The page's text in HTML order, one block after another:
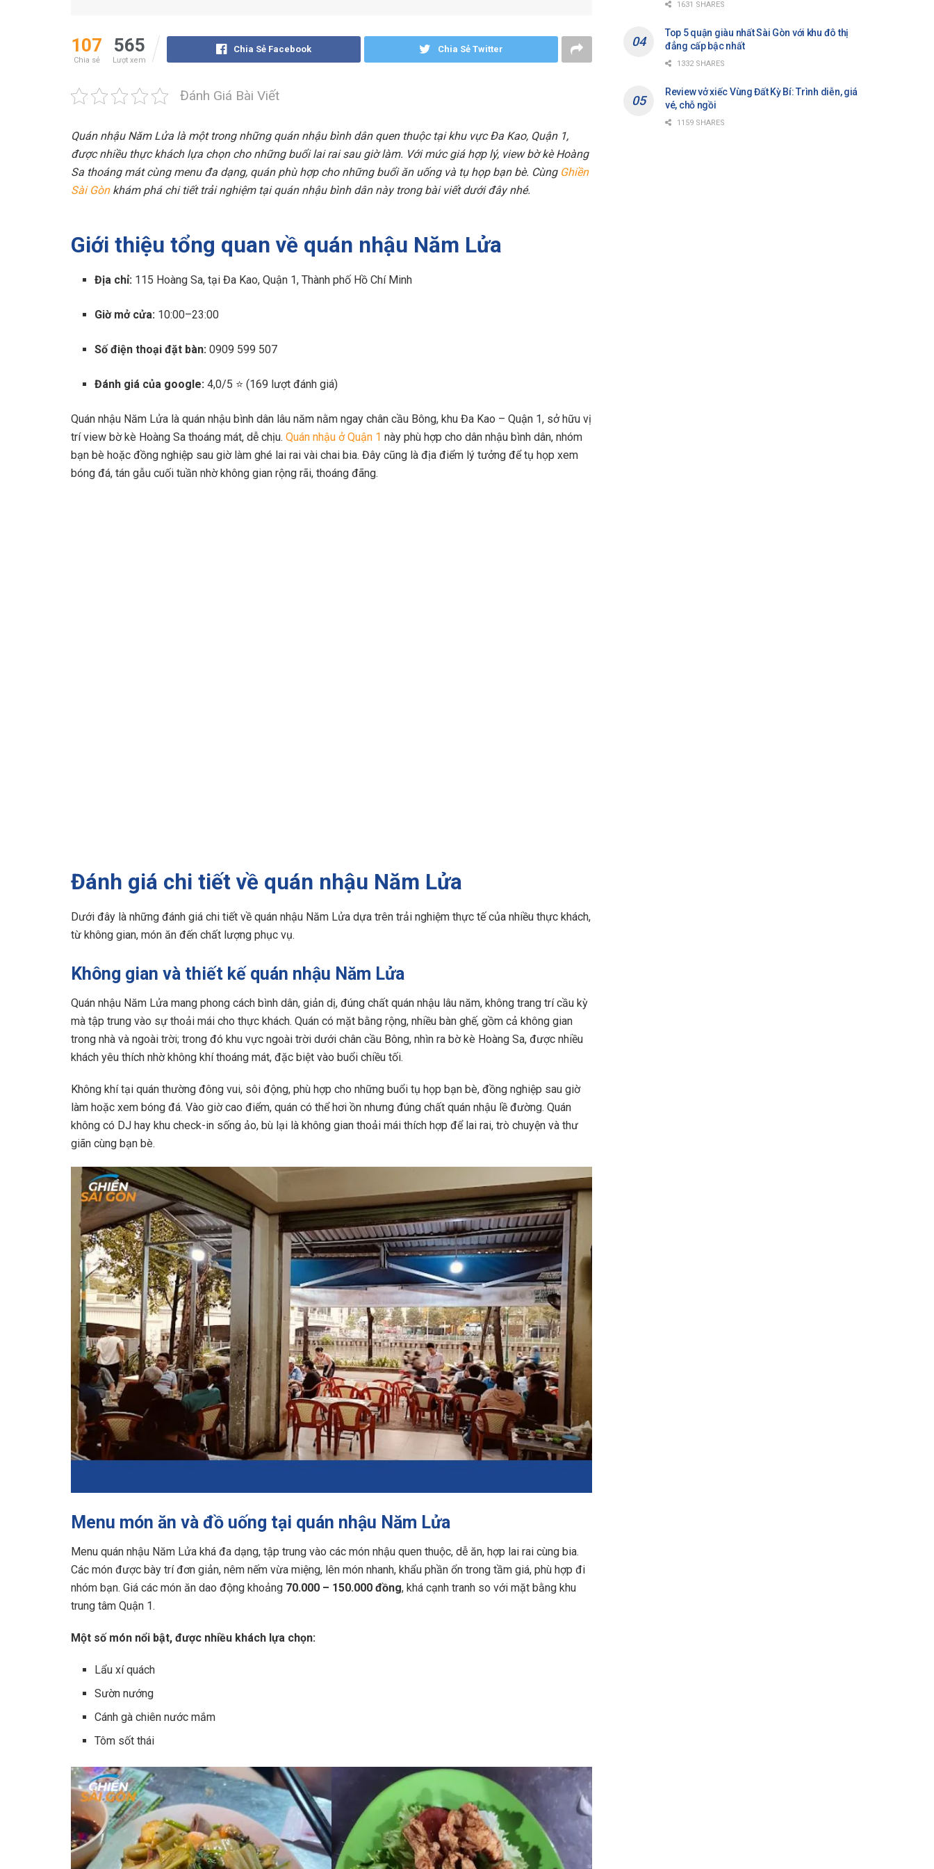
107
Chia sẻ
565
Lượt xem
Chia Sẻ Facebook Chia Sẻ Twitter
Đánh Giá Bài Viết
Quán nhậu Năm Lửa là một trong những quán nhậu bình dân quen thuộc tại khu vực Đa Kao, Quận 1,
được nhiều thực khách lựa chọn cho những buổi lai rai sau giờ làm. Với mức giá hợp lý, view bờ kè Hoàng
Sa thoáng mát cùng menu đa dạng, quán phù hợp cho những buổi ăn uống và tụ họp bạn bè. Cùng Ghiền
Sài Gònkhám phá chi tiết trải nghiệm tại quán nhậu bình dân này trong bài viết dưới đây nhé.
Giới thiệu tổng quan về quán nhậu Năm Lửa
Địa chỉ: 115 Hoàng Sa, tại Đa Kao, Quận 1, Thành phố Hồ Chí Minh
Giờ mở cửa: 10:00–23:00
Số điện thoại đặt bàn:0909 599 507
Đánh giá của google:4,0/5 ⭐ (169 lượt đánh giá)
Quán nhậu Năm Lửa là quán nhậu bình dân lâu năm nằm ngay chân cầu Bông, khu Đa Kao – Quận 1, sở hữu vị
trí view bờ kè Hoàng Sa thoáng mát, dễ chịu. Quán nhậu ở Quận 1 này phù hợp cho dân nhậu bình dân, nhóm
bạn bè hoặc đồng nghiệp sau giờ làm ghé lai rai vài chai bia. Đây cũng là địa điểm lý tưởng để tụ họp xem
bóng đá, tán gẫu cuối tuần nhờ không gian rộng rãi, thoáng đãng.
Đánh giá chi tiết về quán nhậu Năm Lửa
Dưới đây là những đánh giá chi tiết về quán nhậu Năm Lửa dựa trên trải nghiệm thực tế của nhiều thực khách,
từ không gian, món ăn đến chất lượng phục vụ.
Không gian và thiết kế quán nhậu Năm Lửa
Quán nhậu Năm Lửa mang phong cách bình dân, giản dị, đúng chất quán nhậu lâu năm, không trang trí cầu kỳ
mà tập trung vào sự thoải mái cho thực khách. Quán có mặt bằng rộng, nhiều bàn ghế, gồm cả không gian
trong nhà và ngoài trời; trong đó khu vực ngoài trời dưới chân cầu Bông, nhìn ra bờ kè Hoàng Sa, được nhiều
khách yêu thích nhờ không khí thoáng mát, đặc biệt vào buổi chiều tối.
Không khí tại quán thường đông vui, sôi động, phù hợp cho những buổi tụ họp bạn bè, đồng nghiệp sau giờ
làm hoặc xem bóng đá. Vào giờ cao điểm, quán có thể hơi ồn nhưng đúng chất quán nhậu lề đường. Quán
không có DJ hay khu check-in sống ảo, bù lại là không gian thoải mái thích hợp để lai rai, trò chuyện và thư
giãn cùng bạn bè.
Menu món ăn và đồ uống tại quán nhậu Năm Lửa
Menu quán nhậu Năm Lửa khá đa dạng, tập trung vào các món nhậu quen thuộc, dễ ăn, hợp lai rai cùng bia.
Các món được bày trí đơn giản, nêm nếm vừa miệng, lên món nhanh, khẩu phần ổn trong tầm giá, phù hợp đi
nhóm bạn. Giá các món ăn dao động khoảng 70.000 – 150.000 đồng, khá cạnh tranh so với mặt bằng khu
trung tâm Quận 1.
Một số món nổi bật, được nhiều khách lựa chọn:
Lẩu xí quách
Sườn nướng
Cánh gà chiên nước mắm
Tôm sốt thái
1631 SHARES
Top 5 quận giàu nhất Sài Gòn với khu đô thị
đẳng cấp bậc nhất
1332 SHARES
Review vở xiếc Vùng Đất Kỳ Bí: Trình diễn, giá
vé, chỗ ngồi
1159 SHARES